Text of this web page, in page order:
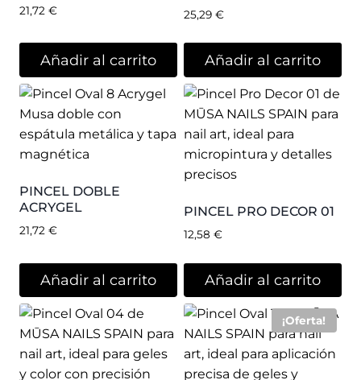
21,72 €
Añadir al carrito
25,29 €
Añadir al carrito
PINCEL DOBLE
ACRYGEL
21,72 €
Añadir al carrito
PINCEL PRO DECOR 01
12,58 €
Añadir al carrito
¡Oferta!